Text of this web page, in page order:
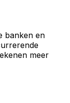
banken en
meer